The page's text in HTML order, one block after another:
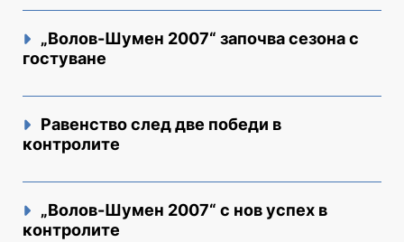
„Волов-Шумен 2007“ започва сезона с
гостуване
Равенство след две победи в
контролите
„Волов-Шумен 2007“ с нов успех в
контролите